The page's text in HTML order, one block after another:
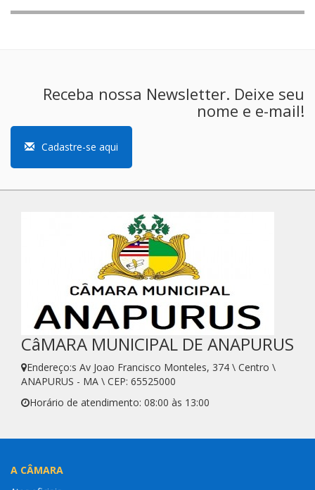
Receba nossa Newsletter. Deixe seu
nome e e-mail!
Cadastre-se aqui
CâMARA MUNICIPAL DE ANAPURUS
Endereço:s Av Joao Francisco Monteles, 374 \ Centro \
ANAPURUS - MA \ CEP: 65525000
Horário de atendimento: 08:00 às 13:00
A CÂMARA